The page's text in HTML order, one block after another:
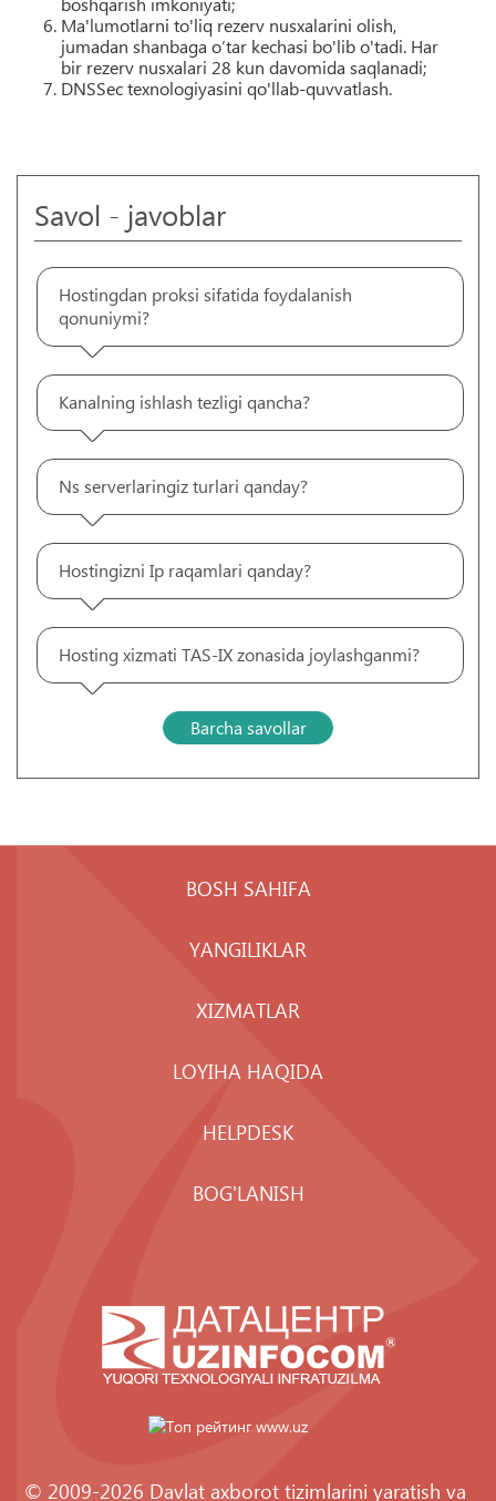
Ma'lumotlarni to'liq rezerv nusxalarini olish,
jumadan shanbaga o’tar kechasi bo'lib o'tadi. Har
bir rezerv nusxalari 28 kun davomida saqlanadi;
DNSSec texnologiyasini qo'llab-quvvatlash.
Savol - javoblar
Hostingdan proksi sifatida foydalanish
qonuniymi?
Kanalning ishlash tezligi qancha?
Ns serverlaringiz turlari qanday?
Hostingizni Ip raqamlari qanday?
Hosting xizmati TAS-IX zonasida joylashganmi?
Barcha savollar
BOSH SAHIFA
YANGILIKLAR
XIZMATLAR
LOYIHA HAQIDA
HELPDESK
BOG'LANISH
© 2009-2026 Davlat axborot tizimlarini yaratish va